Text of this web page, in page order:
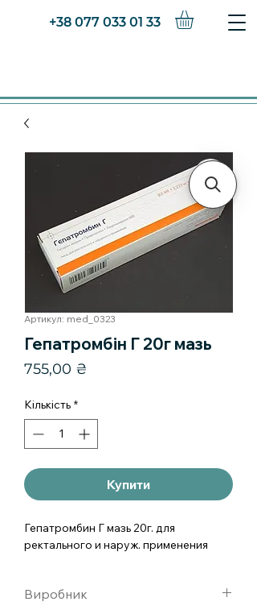
+38 077 033 01 33
Артикул: med_0323
Гепатромбін Г 20г мазь
755,00 ₴
Кількість *
Купити
Гепатромбин Г мазь 20г. для
ректального и наруж. применения
Виробник